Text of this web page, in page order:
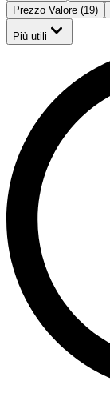
Prezzo Valore (19)
Più utili